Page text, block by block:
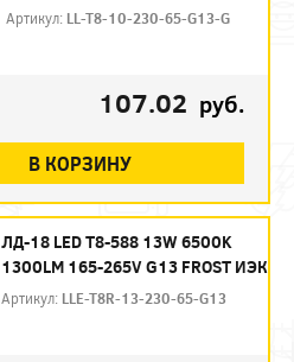
Артикул: LL-T8-10-230-65-G13-G
107.02 руб.
В КОРЗИНУ
ЛД-18 LED Т8-588 13W 6500K
1300LM 165-265V G13 FROST ИЭК
Артикул: LLE-T8R-13-230-65-G13